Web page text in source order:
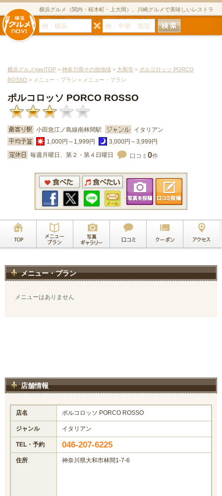
横浜グルメ（関内・桜木町・上大岡）、川崎グルメで美味しいレストラ
ン・居酒屋・ダイニングバー・スイーツのグルメサイト
横浜グルメnaviTOP > 神奈川県その他地域 > 大和市 > ポルコロッソ PORCO
ROSSO > メニュー・プラン > メニュー・プラン
ポルコロッソ PORCO ROSSO
小田急江ノ島線南林間駅
イタリアン
1,000円～1,999円
3,000円～3,999円
毎週月曜日、第２・第４日曜日
口コミ 0件
メニュー・プラン
メニューはありません
店舗情報
店名 ポルコロッソ PORCO ROSSO
ジャンル イタリアン
TEL・予約 046-207-6225
住所 神奈川県大和市林間1-7-6